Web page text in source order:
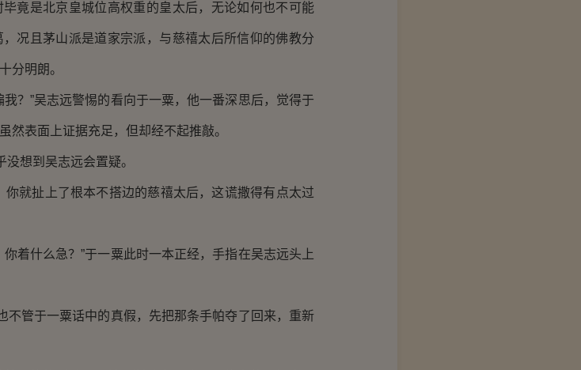
是北京皇城位高权重的皇太后，无论如何也不可能
况且茅山派是道家宗派，与慈禧太后所信仰的佛教分
分明朗。
”吴志远警惕的看向于一粟，他一番深思后，觉得于
然表面上证据充足，但却经不起推敲。
想到吴志远会置疑。
就扯上了根本不搭边的慈禧太后，这谎撒得有点太过
什么急？”于一粟此时一本正经，手指在吴志远头上
管于一粟话中的真假，先把那条手帕夺了回来，重新